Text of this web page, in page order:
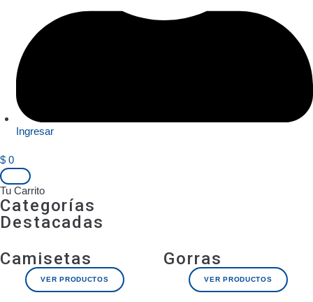
Ingresar
$ 0
Tu Carrito
Categorías
Destacadas
Camisetas
VER PRODUCTOS
Gorras
VER PRODUCTOS